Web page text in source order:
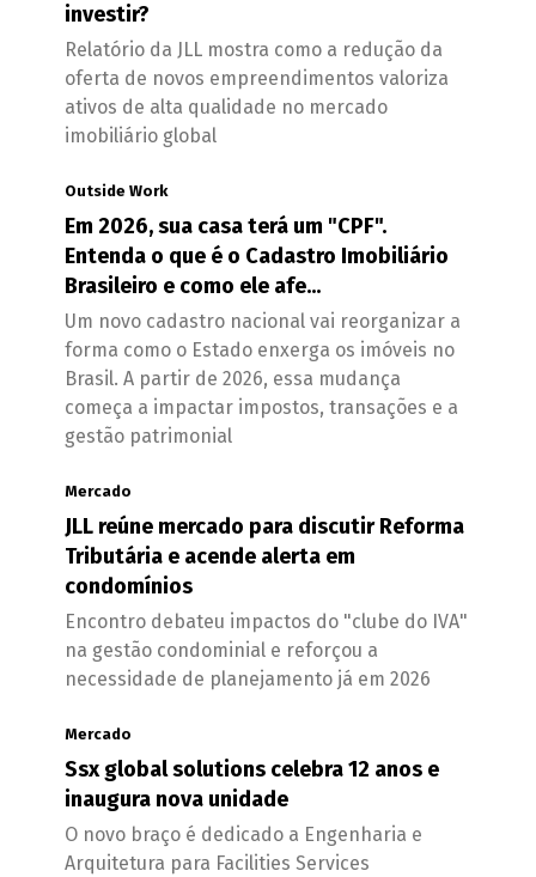
investir?
Relatório da JLL mostra como a redução da
oferta de novos empreendimentos valoriza
ativos de alta qualidade no mercado
imobiliário global
Outside Work
Em 2026, sua casa terá um "CPF".
Entenda o que é o Cadastro Imobiliário
Brasileiro e como ele afe...
Um novo cadastro nacional vai reorganizar a
forma como o Estado enxerga os imóveis no
Brasil. A partir de 2026, essa mudança
começa a impactar impostos, transações e a
gestão patrimonial
Mercado
JLL reúne mercado para discutir Reforma
Tributária e acende alerta em
condomínios
Encontro debateu impactos do "clube do IVA"
na gestão condominial e reforçou a
necessidade de planejamento já em 2026
Mercado
Ssx global solutions celebra 12 anos e
inaugura nova unidade
O novo braço é dedicado a Engenharia e
Arquitetura para Facilities Services